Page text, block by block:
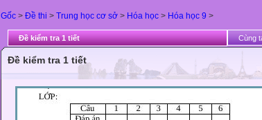
Gốc > Đề thi > Trung học cơ sở > Hóa học > Hóa học 9 >
Đề kiểm tra 1 tiết Cùng
Đề kiểm tra 1 tiết